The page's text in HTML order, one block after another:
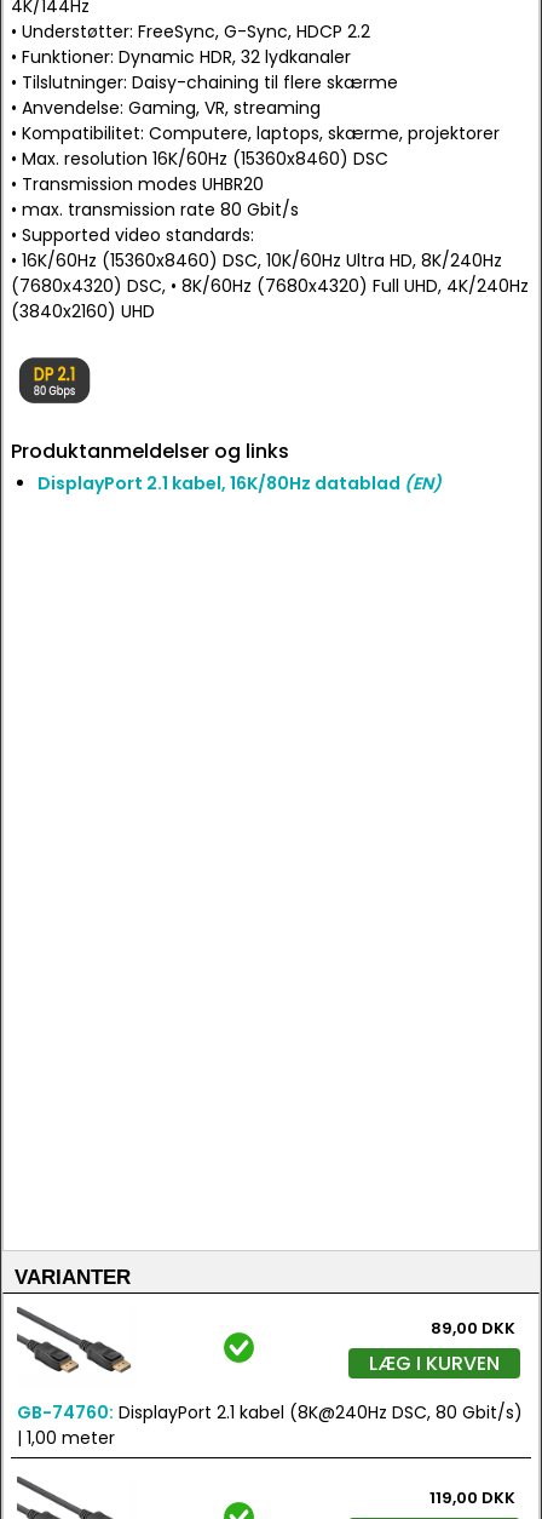
4K/144Hz
• Understøtter: FreeSync, G-Sync, HDCP 2.2
• Funktioner: Dynamic HDR, 32 lydkanaler
• Tilslutninger: Daisy-chaining til flere skærme
• Anvendelse: Gaming, VR, streaming
• Kompatibilitet: Computere, laptops, skærme, projektorer
• Max. resolution 16K/60Hz (15360x8460) DSC
• Transmission modes UHBR20
• max. transmission rate 80 Gbit/s
• Supported video standards:
• 16K/60Hz (15360x8460) DSC, 10K/60Hz Ultra HD, 8K/240Hz
(7680x4320) DSC, • 8K/60Hz (7680x4320) Full UHD, 4K/240Hz
(3840x2160) UHD
Produktanmeldelser og links
DisplayPort 2.1 kabel, 16K/80Hz datablad (EN)
VARIANTER
89,00 DKK
LÆG I KURVEN
GB-74760: DisplayPort 2.1 kabel (8K@240Hz DSC, 80 Gbit/s)
| 1,00 meter
119,00 DKK